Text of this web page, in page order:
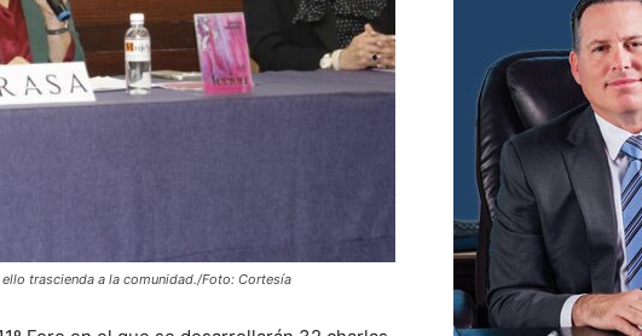
trascienda a la comunidad./Foto: Cortesía